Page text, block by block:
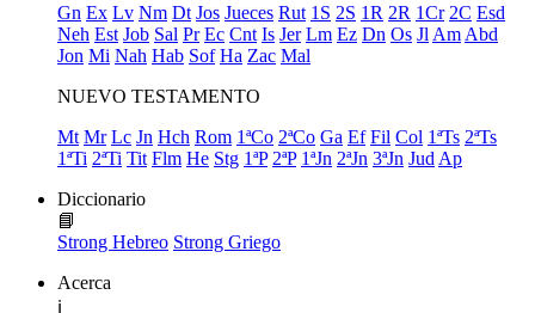
Gn Ex Lv Nm Dt Jos Jueces Rut 1S 2S 1R 2R 1Cr 2C Esd
Neh Est Job Sal Pr Ec Cnt Is Jer Lm Ez Dn Os Jl Am Abd
Jon Mi Nah Hab Sof Ha Zac Mal
NUEVO TESTAMENTO
Mt Mr Lc Jn Hch Rom 1ªCo 2ªCo Ga Ef Fil Col 1ªTs 2ªTs
1ªTi 2ªTi Tit Flm He Stg 1ªP 2ªP 1ªJn 2ªJn 3ªJn Jud Ap
Diccionario
📘
Strong Hebreo Strong Griego
Acerca
ℹ️